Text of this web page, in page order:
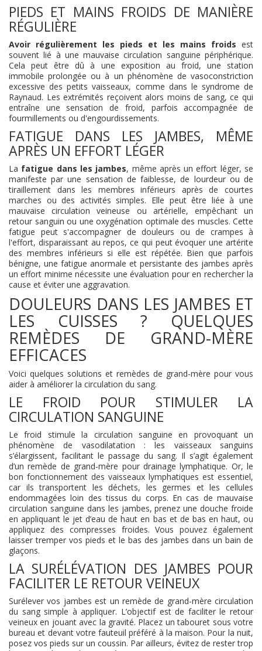
PIEDS ET MAINS FROIDS DE MANIÈRE
RÉGULIÈRE
Avoir régulièrement les pieds et les mains froids est
souvent lié à une mauvaise circulation sanguine périphérique.
Cela peut être dû à une exposition au froid, une station
immobile prolongée ou à un phénomène de vasoconstriction
excessive des petits vaisseaux, comme dans le syndrome de
Raynaud. Les extrémités reçoivent alors moins de sang, ce qui
entraîne une sensation de froid, parfois accompagnée de
fourmillements ou d'engourdissements.
FATIGUE DANS LES JAMBES, MÊME
APRÈS UN EFFORT LÉGER
La fatigue dans les jambes, même après un effort léger, se
manifeste par une sensation de faiblesse, de lourdeur ou de
tiraillement dans les membres inférieurs après de courtes
marches ou des activités simples. Elle peut être liée à une
mauvaise circulation veineuse ou artérielle, empêchant un
retour sanguin ou une oxygénation optimale des muscles. Cette
fatigue peut s'accompagner de douleurs ou de crampes à
l'effort, disparaissant au repos, ce qui peut évoquer une artérite
des membres inférieurs si elle est répétée. Bien que parfois
bénigne, une fatigue anormale et persistante des jambes après
un effort minime nécessite une évaluation pour en rechercher la
cause et éviter une aggravation.
DOULEURS DANS LES JAMBES ET
LES CUISSES ? QUELQUES
REMÈDES DE GRAND-MÈRE
EFFICACES
Voici quelques solutions et remèdes de grand-mère pour vous
aider à améliorer la circulation du sang.
LE FROID POUR STIMULER LA
CIRCULATION SANGUINE
Le froid stimule la circulation sanguine en provoquant un
phénomène de vasodilatation : les vaisseaux sanguins
s’élargissent, facilitant le passage du sang. Il s’agit également
d’un remède de grand-mère pour drainage lymphatique. Or, le
bon fonctionnement des vaisseaux lymphatiques est essentiel,
car ils transportent les déchets, les germes et les cellules
endommagées loin des tissus du corps. En cas de mauvaise
circulation sanguine dans les jambes, prenez une douche froide
en appliquant le jet d’eau de haut en bas et de bas en haut, ou
appliquez des compresses froides. Vous pouvez également
laisser tremper vos pieds et le bas des jambes dans un bain de
glaçons.
LA SURÉLÉVATION DES JAMBES POUR
FACILITER LE RETOUR VEINEUX
Surélever vos jambes est un remède de grand-mère circulation
du sang simple à appliquer. L’objectif est de faciliter le retour
veineux en jouant avec la gravité. Placez un tabouret sous votre
bureau et devant votre fauteuil préféré à la maison. Pour la nuit,
posez vos pieds sur un coussin. Par ailleurs, évitez de rester trop